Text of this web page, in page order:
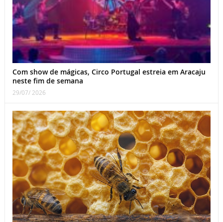
Com show de mágicas, Circo Portugal estreia em Aracaju
neste fim de semana
29/07/ 2026